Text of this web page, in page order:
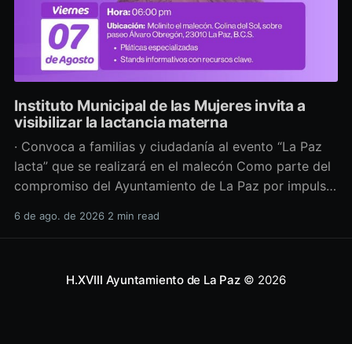
Instituto Municipal de las Mujeres invita a
visibilizar la lactancia materna
· Convoca a familias y ciudadanía al evento “La Paz
lacta” que se realizará en el malecón Como parte del
compromiso del Ayuntamiento de La Paz por impulsar
salud y los derechos de las mujeres, así como generar
6 de ago. de 2026 2 min read
H.XVIII Ayuntamiento de La Paz© 2026